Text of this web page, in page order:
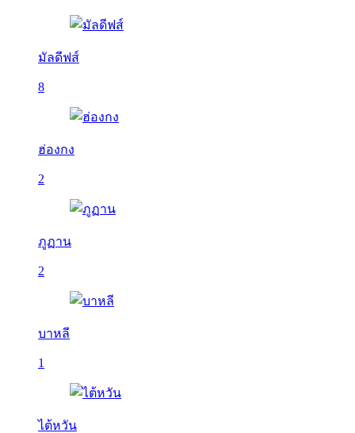
มัลดีฟส์
8
ฮ่องกง
2
ภูฏาน
2
บาหลี
1
ไต้หวัน